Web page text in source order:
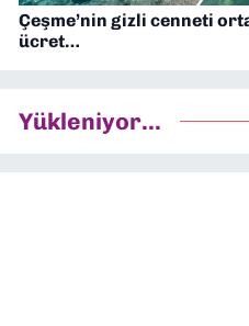
Çeşme’nin gizli cenneti
ücret…
Yükleniyor...